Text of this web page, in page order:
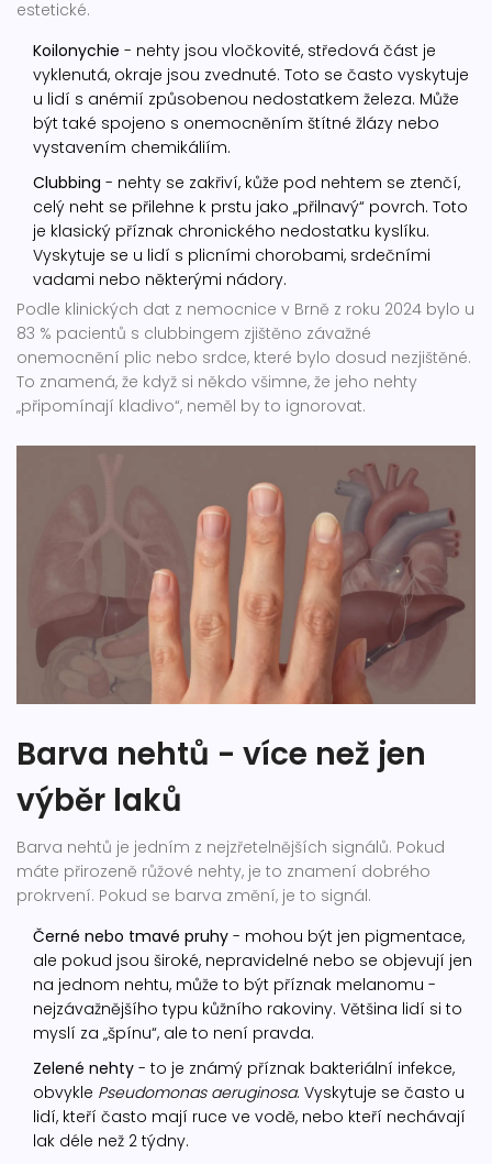
estetické.
Koilonychie - nehty jsou vločkovité, středová část je
vyklenutá, okraje jsou zvednuté. Toto se často vyskytuje
u lidí s anémií způsobenou nedostatkem železa. Může
být také spojeno s onemocněním štítné žlázy nebo
vystavením chemikáliím.
Clubbing - nehty se zakřiví, kůže pod nehtem se ztenčí,
celý neht se přilehne k prstu jako „přilnavý“ povrch. Toto
je klasický příznak chronického nedostatku kyslíku.
Vyskytuje se u lidí s plicními chorobami, srdečními
vadami nebo některými nádory.
Podle klinických dat z nemocnice v Brně z roku 2024 bylo u
83 % pacientů s clubbingem zjištěno závažné
onemocnění plic nebo srdce, které bylo dosud nezjištěné.
To znamená, že když si někdo všimne, že jeho nehty
„připomínají kladivo“, neměl by to ignorovat.
Barva nehtů - více než jen
výběr laků
Barva nehtů je jedním z nejzřetelnějších signálů. Pokud
máte přirozeně růžové nehty, je to znamení dobrého
prokrvení. Pokud se barva změní, je to signál.
Černé nebo tmavé pruhy - mohou být jen pigmentace,
ale pokud jsou široké, nepravidelné nebo se objevují jen
na jednom nehtu, může to být příznak melanomu -
nejzávažnějšího typu kůžního rakoviny. Většina lidí si to
myslí za „špínu“, ale to není pravda.
Zelené nehty - to je známý příznak bakteriální infekce,
obvykle Pseudomonas aeruginosa. Vyskytuje se často u
lidí, kteří často mají ruce ve vodě, nebo kteří nechávají
lak déle než 2 týdny.